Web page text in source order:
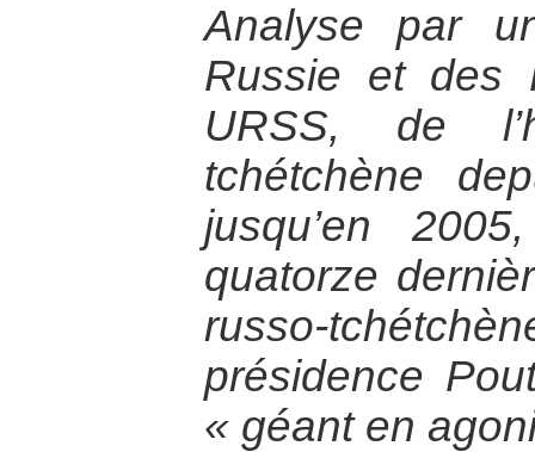
Analyse par
Russie et des
URSS, de
tchétchène
jusqu’en
quatorze
russo-
présidence
« géant en